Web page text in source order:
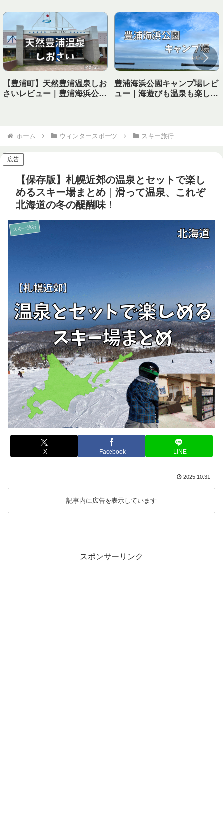
【豊浦町】天然豊浦温泉しお
さいレビュー｜豊浦海浜公園
豊浦海浜公園キャンプ場レビ
ュー｜海遊びも温泉も楽しめ
ホーム ウィンタースポーツ スキー旅行
広告
【保存版】札幌近郊の温泉とセットで楽し
めるスキー場まとめ｜滑って温泉、これぞ
北海道の冬の醍醐味！
スキー旅行
X Facebook LINE
2025.10.31
記事内に広告を表示しています
スポンサーリンク